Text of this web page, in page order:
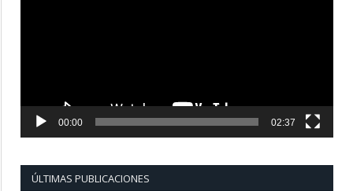
00:00 02:37
ÚLTIMAS PUBLICACIONES